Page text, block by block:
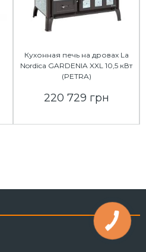
Кухонная печь на дровах La
Nordica GARDENIA XXL 10,5 кВт
(PETRA)
220 729 грн